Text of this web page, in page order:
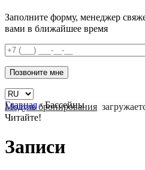
Заполните форму, менеджер
вами в ближайшее время
Главная ›Бассейны
Модуль бронирования
Читайте!
Записи